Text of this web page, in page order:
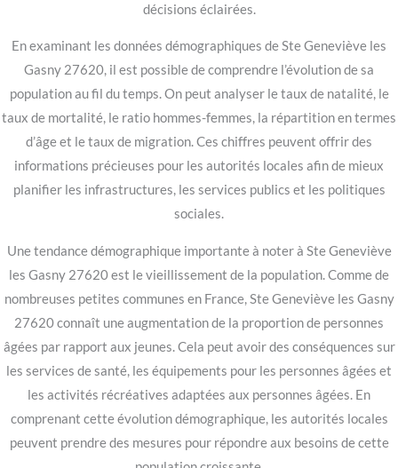
décisions éclairées.
En examinant les données démographiques de Ste Geneviève les
Gasny 27620, il est possible de comprendre l’évolution de sa
population au fil du temps. On peut analyser le taux de natalité, le
taux de mortalité, le ratio hommes-femmes, la répartition en termes
d’âge et le taux de migration. Ces chiffres peuvent offrir des
informations précieuses pour les autorités locales afin de mieux
planifier les infrastructures, les services publics et les politiques
sociales.
Une tendance démographique importante à noter à Ste Geneviève
les Gasny 27620 est le vieillissement de la population. Comme de
nombreuses petites communes en France, Ste Geneviève les Gasny
27620 connaît une augmentation de la proportion de personnes
âgées par rapport aux jeunes. Cela peut avoir des conséquences sur
les services de santé, les équipements pour les personnes âgées et
les activités récréatives adaptées aux personnes âgées. En
comprenant cette évolution démographique, les autorités locales
peuvent prendre des mesures pour répondre aux besoins de cette